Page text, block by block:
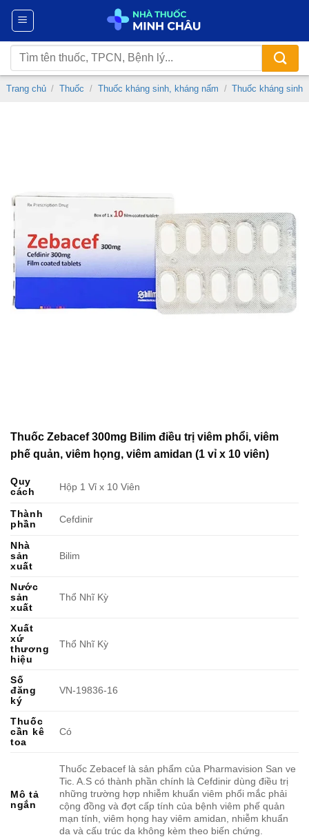
Chuyển
nội
dung
Tìm
kiếm:
Trang chủ / Thuốc / Thuốc kháng sinh, kháng nấm / Thuốc kháng sinh
Thuốc Zebacef 300mg Bilim điều trị viêm phổi, viêm
phế quản, viêm họng, viêm amidan (1 vỉ x 10 viên)
Quy
cách
Hộp 1 Vỉ x 10 Viên
Thành
phần
Cefdinir
Nhà
sản
xuất
Bilim
Nước
sản
xuất
Thổ Nhĩ Kỳ
Xuất
xứ
thương
hiệu
Thổ Nhĩ Kỳ
Số
đăng
ký
VN-19836-16
Thuốc
cần kê
toa
Có
Mô tả
ngắn
Thuốc Zebacef là sản phẩm của Pharmavision San ve
Tic. A.S có thành phần chính là Cefdinir dùng điều trị
những trường hợp nhiễm khuẩn viêm phổi mắc phải
cộng đồng và đợt cấp tính của bệnh viêm phế quản
mạn tính, viêm họng hay viêm amidan, nhiễm khuẩn
da và cấu trúc da không kèm theo biến chứng.